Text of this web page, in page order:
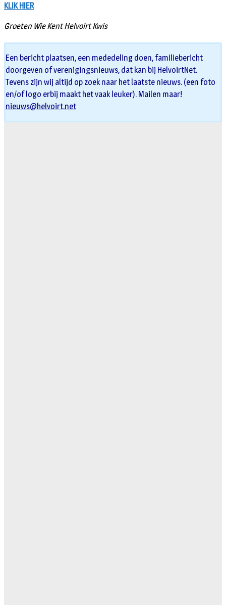
KLIK HIER
Groeten Wie Kent Helvoirt Kwis
Een bericht plaatsen, een mededeling doen, familiebericht
doorgeven of verenigingsnieuws, dat kan bij HelvoirtNet.
Tevens zijn wij altijd op zoek naar het laatste nieuws. (een foto
en/of logo erbij maakt het vaak leuker). Mailen maar!
nieuws@helvoirt.net